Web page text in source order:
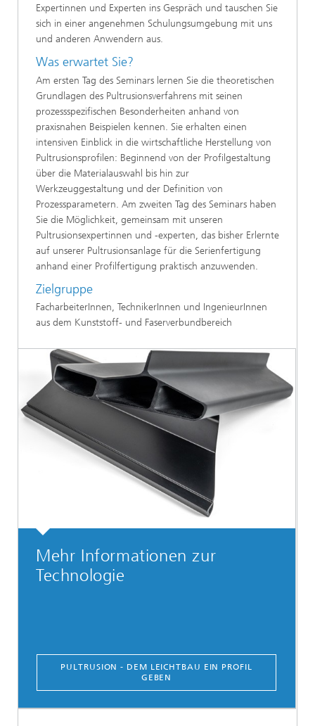
Expertinnen und Experten ins Gespräch und tauschen Sie
sich in einer angenehmen Schulungsumgebung mit uns
und anderen Anwendern aus.
Was erwartet Sie?
Am ersten Tag des Seminars lernen Sie die theoretischen
Grundlagen des Pultrusionsverfahrens mit seinen
prozessspezifischen Besonderheiten anhand von
praxisnahen Beispielen kennen. Sie erhalten einen
intensiven Einblick in die wirtschaftliche Herstellung von
Pultrusionsprofilen: Beginnend von der Profilgestaltung
über die Materialauswahl bis hin zur
Werkzeuggestaltung und der Definition von
Prozessparametern. Am zweiten Tag des Seminars haben
Sie die Möglichkeit, gemeinsam mit unseren
Pultrusionsexpertinnen und -experten, das bisher Erlernte
auf unserer Pultrusionsanlage für die Serienfertigung
anhand einer Profilfertigung praktisch anzuwenden.
Zielgruppe
FacharbeiterInnen, TechnikerInnen und IngenieurInnen
aus dem Kunststoff- und Faserverbundbereich
Mehr Informationen zur
Technologie
PULTRUSION - DEM LEICHTBAU EIN PROFIL
GEBEN